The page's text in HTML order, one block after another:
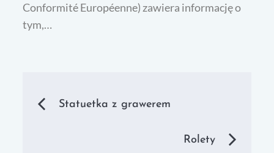
Conformité Européenne) zawiera informację o
tym,…
Nawigacja
Statuetka z grawerem
Rolety